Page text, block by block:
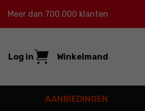
Meer dan 700.000 klanten
Log in Winkelmand
AANBIEDINGEN